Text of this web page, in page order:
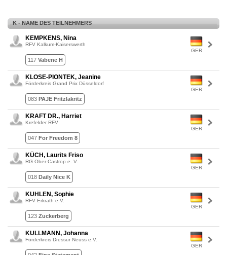
K - NAME DES TEILNEHMERS
GER
KEMPKENS, Nina
RFV Kalkum-Kaiserswerth
117 Vabene H
GER
KLOSE-PIONTEK, Jeanine
Förderkreis Grand Prix Düsseldorf
083 PAJE Fritzlakritz
GER
KRAFT DR., Harriet
Krefelder RFV
047 For Freedom 8
GER
KÜCH, Laurits Friso
RG Ober-Castrop e. V.
018 Daily Nice K
GER
KUHLEN, Sophie
RFV Erkrath e.V.
123 Zuckerberg
GER
KULLMANN, Johanna
Förderkreis Dressur Neuss e.V.